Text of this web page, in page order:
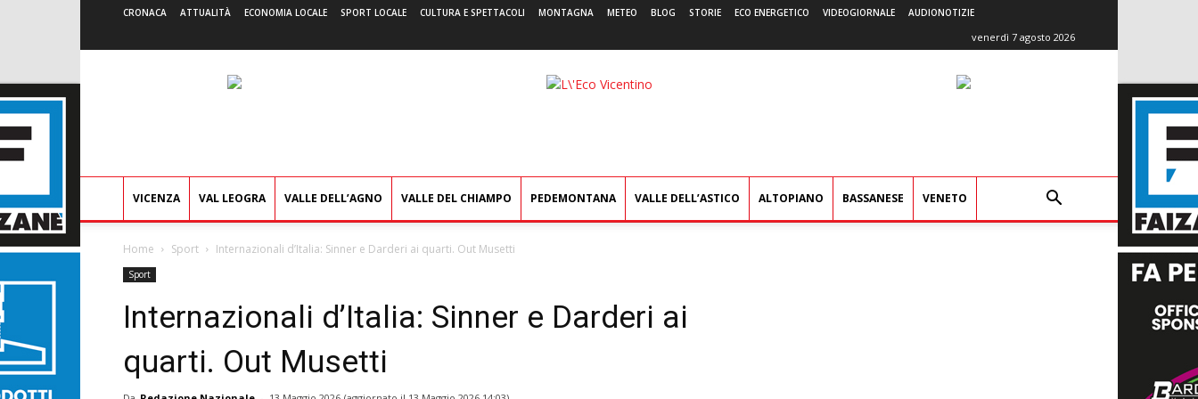
CRONACA ATTUALITÀ ECONOMIA LOCALE SPORT LOCALE CULTURA E SPETTACOLI MONTAGNA METEO BLOG STORIE ECO ENERGETICO VIDEOGIORNALE AUDIONOTIZIE
venerdì 7 agosto 2026
L'Eco
VICENZA VAL LEOGRA VALLE DELL’AGNO VALLE DEL CHIAMPO PEDEMONTANA VALLE DELL’ASTICO ALTOPIANO BASSANESE VENETO
Home Sport Internazionali d’Italia: Sinner e Darderi ai quarti. Out Musetti
Sport
Internazionali d’Italia: Sinner e Darderi ai
quarti. Out Musetti